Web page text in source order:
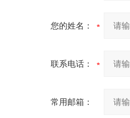
您的姓名：
联系电话：
常用邮箱：